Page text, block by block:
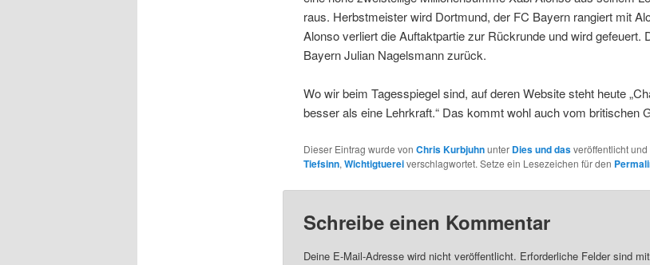
raus. Herbstmeister wird Dortmund, der FC Bayern rangiert mit
Alonso verliert die Auftaktpartie zur Rückrunde und wird gefeuert.
Bayern Julian Nagelsmann zurück.
Wo wir beim Tagesspiegel sind, auf deren Website steht heute
besser als eine Lehrkraft.“ Das kommt wohl auch vom britischen
Dieser Eintrag wurde von Chris Kurbjuhnunter Dies und dasveröffentlicht und
Tiefsinn, Wichtigtuereiverschlagwortet. Setze ein Lesezeichen für den
Schreibe einen Kommentar
Deine E-Mail-Adresse wird nicht veröffentlicht. Erforderliche Felder sind mit